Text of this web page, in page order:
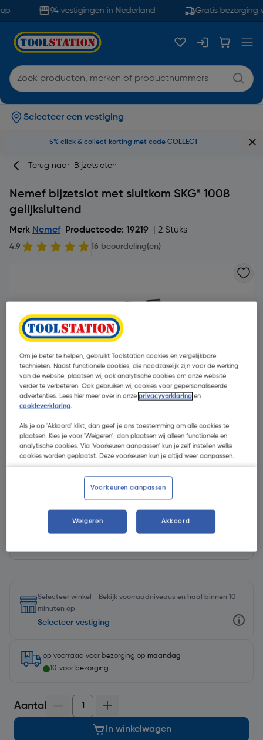
94 vestigingen in Nederland Gratis bezorging
Selecteer een vestiging
5% click & collect korting met code COLLECT
Terug naar Bijzetsloten
Nemef bijzetslot met sluitkom SKG* 1008
gelijksluitend
Merk Nemef Productcode: 19219 | 2 Stuks
4.9 16 beoordeling(en)
- 6 %
| Excl. btw € 56,18
Kies productvariant(1)
Selecteer winkel - Bekijk voorraadniveaus en haal binnen 10
minuten op
Selecteer vestiging
op voorraad voor bezorging op maandag
10 voor bezorging
Aantal
In winkelwagen
Om je beter te helpen, gebruikt Toolstation cookies en vergelijkbare
technieken. Naast functionele cookies, die noodzakelijk zijn voor de werking
van de website, plaatsen wij ook analytische cookies om onze website
verder te verbeteren. Ook gebruiken wij cookies voor gepersonaliseerde
advertenties. Lees hier meer over in onzeprivacyverklaring en
cookieverklaring.
Als je op 'Akkoord' klikt, dan geef je ons toestemming om alle cookies te
plaatsen. Kies je voor 'Weigeren', dan plaatsen wij alleen functionele en
analytische cookies. Via 'Voorkeuren aanpassen' kun je zelf instellen welke
cookies worden geplaatst. Deze voorkeuren kun je altijd weer aanpassen.
Voorkeuren aanpassen
Weigeren Akkoord